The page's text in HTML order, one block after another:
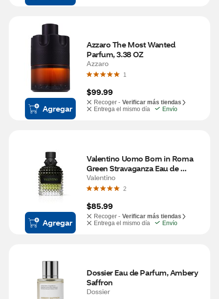
Agregar
Azzaro The Most Wanted
Parfum, 3.38 OZ
Azzaro
1
$99.99
Recoger - Verificar más tiendas
Entrega el mismo día
Envío
Agregar
Valentino Uomo Born in Roma
Green Stravaganza Eau de
Toilette, 1.7 OZ
Valentino
2
$85.99
Recoger - Verificar más tiendas
Entrega el mismo día
Envío
Dossier Eau de Parfum, Ambery
Saffron
Dossier